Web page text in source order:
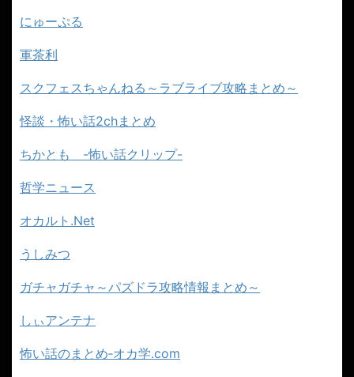
にゅーぷる
軍茶利
スクフェスちゃんねる～ラブライブ攻略まとめ～
怪談・怖い話2chまとめ
ちかとも -怖い話クリップ-
哲学ニュース
オカルト.Net
うしみつ
ガチャガチャ～パズドラ攻略情報まとめ～
しぃアンテナ
怖い話のまとめ‐オカ学.com